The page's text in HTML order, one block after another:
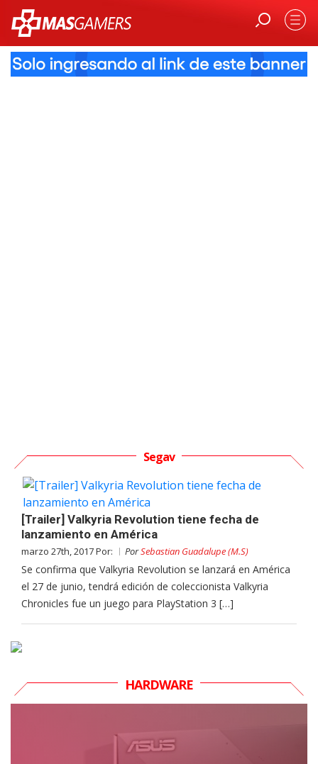
Segav
[Trailer] Valkyria Revolution tiene fecha de
lanzamiento en América
marzo 27th, 2017 Por: PorSebastian Guadalupe (M.S)
Se confirma que Valkyria Revolution se lanzará en América
el 27 de junio, tendrá edición de coleccionista Valkyria
Chronicles fue un juego para PlayStation 3 […]
HARDWARE